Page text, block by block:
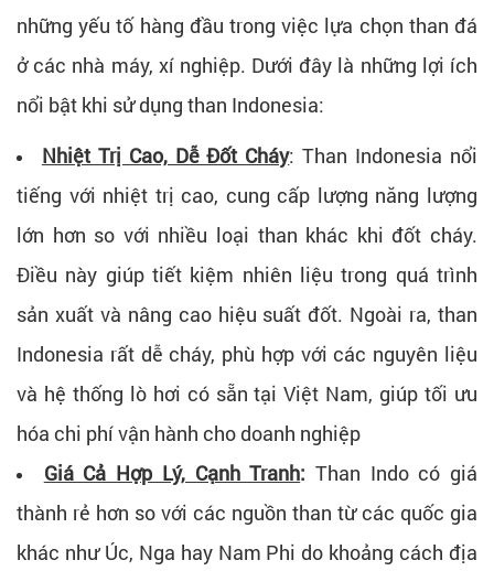
những yếu tố hàng đầu trong việc lựa chọn than đá
ở các nhà máy, xí nghiệp. Dưới đây là những lợi ích
nổi bật khi sử dụng than Indonesia:
Nhiệt Trị Cao, Dễ Đốt Cháy: Than Indonesia nổi
tiếng với nhiệt trị cao, cung cấp lượng năng lượng
lớn hơn so với nhiều loại than khác khi đốt cháy.
Điều này giúp tiết kiệm nhiên liệu trong quá trình
sản xuất và nâng cao hiệu suất đốt. Ngoài ra, than
Indonesia rất dễ cháy, phù hợp với các nguyên liệu
và hệ thống lò hơi có sẵn tại Việt Nam, giúp tối ưu
hóa chi phí vận hành cho doanh nghiệp
Giá Cả Hợp Lý, Cạnh Tranh: Than Indo có giá
thành rẻ hơn so với các nguồn than từ các quốc gia
khác như Úc, Nga hay Nam Phi do khoảng cách địa